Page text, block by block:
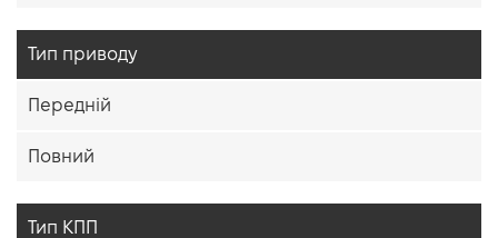
Тип приводу
Передній
Повний
Тип КПП